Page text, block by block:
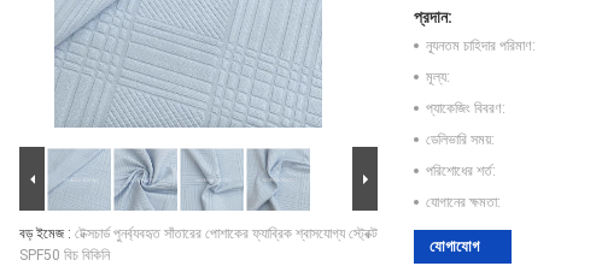
বড় ইমেজ : টেক্সচার্ড পুনর্ব্যবহৃত সাঁতারের পোশাকের ফ্যাব্রিক শ্বাসযোগ্য স্ট্রেক্ট
SPF50 বিচ বিকিনি
প্রদান:
ন্যূনতম চাহিদার পরিমাণ:
মূল্য:
প্যাকেজিং বিবরণ:
ডেলিভারি সময়:
পরিশোধের শর্ত:
যোগানের ক্ষমতা:
যোগাযোগ